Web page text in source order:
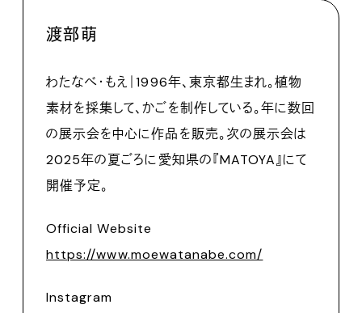
渡部萌
わたなべ・もえ｜1996年、東京都生まれ。植物
素材を採集して、かごを制作している。年に数回
の展示会を中心に作品を販売。次の展示会は
2025年の夏ごろに愛知県の『MATOYA』にて
開催予定。
Official Website
https://www.moewatanabe.com/
Instagram